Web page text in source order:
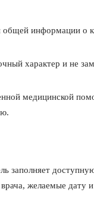
информации о
характер и не
медицинской
заполняет
желаемые